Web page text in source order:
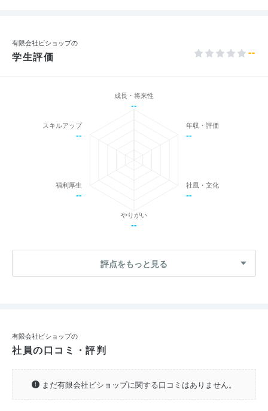
有限会社ビショップの
学生評価 --
成長・将来性
--
年収・評価
--
社風・文化
--
やりがい
--
福利厚生
--
スキルアップ
--
評点をもっと見る
有限会社ビショップの
社員の口コミ・評判
まだ有限会社ビショップに関する口コミはありません。